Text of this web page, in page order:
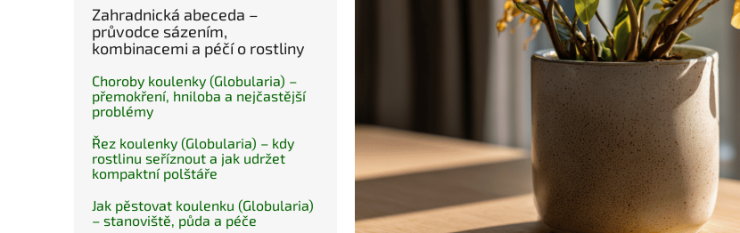
Zahradnická abeceda –
průvodce sázením,
kombinacemi a péčí o rostliny
Choroby koulenky (Globularia) –
přemokření, hniloba a nejčastější
problémy
Řez koulenky (Globularia) – kdy
rostlinu seříznout a jak udržet
kompaktní polštáře
Jak pěstovat koulenku (Globularia)
– stanoviště, půda a péče